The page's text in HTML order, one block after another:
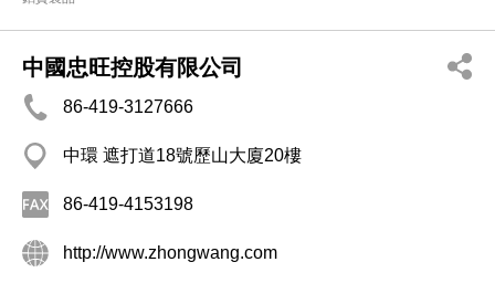
中國忠旺控股有限公司
86-419-3127666
中環 遮打道18號歷山大廈20樓
86-419-4153198
http://www.zhongwang.com